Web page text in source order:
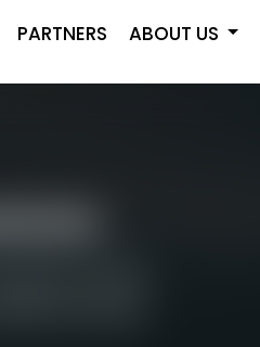
PARTNERS ABOUT US